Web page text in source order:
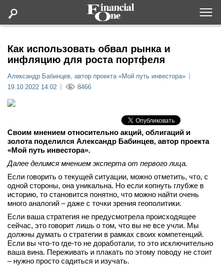
Статьи
Мероприятия
Новости
Интервью
вконтакте
телеграм
Стать автором
Как использовать обвал рынка и
инфляцию для роста портфеля
Александр Бабинцев, автор проекта «Мой путь инвестора»
19.10.2022 14:02
8466
Своим мнением относительно акций, облигаций и
золота поделился Александр Бабинцев, автор проекта
«Мой путь инвестора».
Далее делимся мнением эксперта от первого лица.
Если говорить о текущей ситуации, можно отметить, что, с
одной стороны, она уникальна. Но если копнуть глубже в
историю, то становится понятно, что можно найти очень
много аналогий – даже с точки зрения геополитики.
Если ваша стратегия не предусмотрела происходящее
сейчас, это говорит лишь о том, что вы не все учли. Мы
должны думать о стратегии в рамках своих компетенций.
Если вы что-то где-то не доработали, то это исключительно
ваша вина. Переживать и плакать по этому поводу не стоит
– нужно просто садиться и изучать.